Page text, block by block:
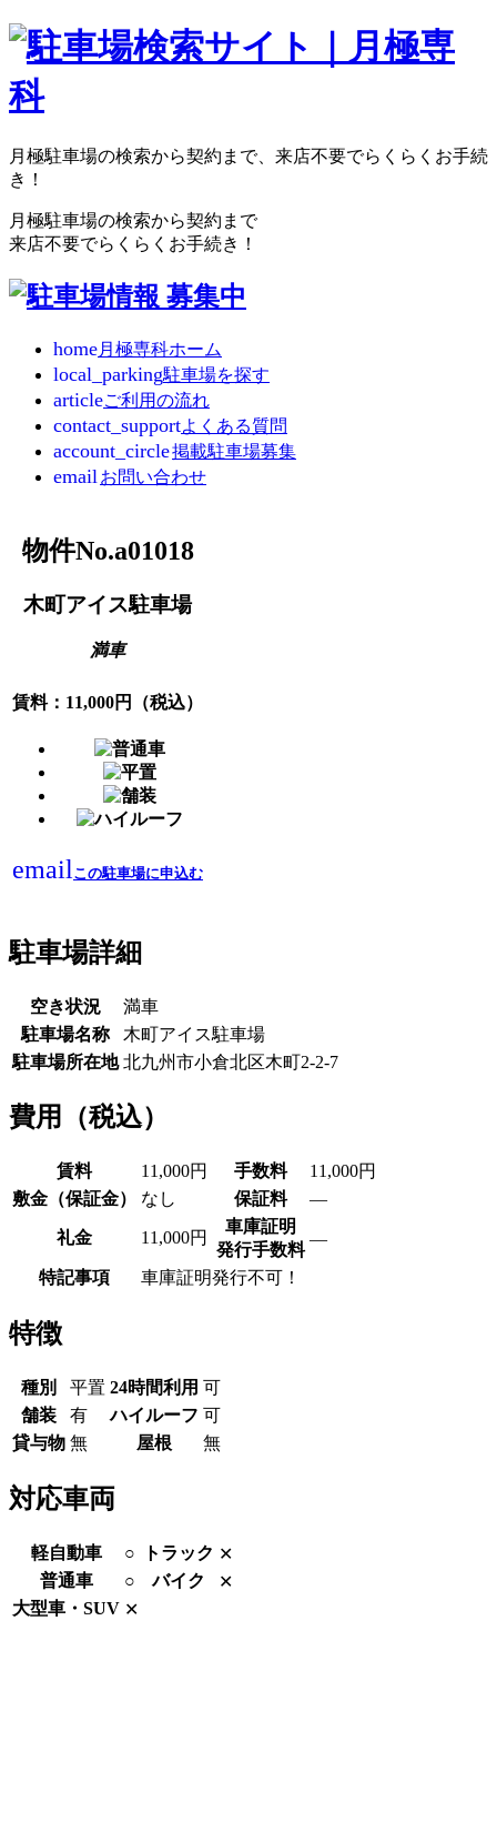
月極駐車場の検索から契約まで、来店不要でらくらくお手続
き！
月極駐車場の検索から契約まで
来店不要でらくらくお手続き！
home月極専科ホーム
local_parking駐車場を探す
articleご利用の流れ
contact_supportよくある質問
account_circle掲載駐車場募集
email お問い合わせ
物件No.a01018
木町アイス駐車場
満車
賃料：11,000円（税込）
emailこの駐車場に申込む
駐車場詳細
空き状況
満車
駐車場名称
木町アイス駐車場
駐車場所在地 北九州市小倉北区木町2-2-7
費用（税込）
賃料 11,000円 手数料
11,000円
敷金（保証金）
なし 保証料 ―
礼金 11,000円
車庫証明
発行手数料
―
特記事項 車庫証明発行不可！
特徴
種別 平置 24時間利用 可
舗装
有 ハイルーフ 可
貸与物 無 屋根 無
対応車両
軽自動車 ○ トラック ✕
普通車
○ バイク
✕
大型車・SUV ✕